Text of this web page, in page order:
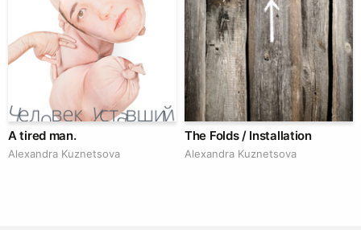
A tired man.
Alexandra Kuznetsova
The Folds / Installation
Alexandra Kuznetsova